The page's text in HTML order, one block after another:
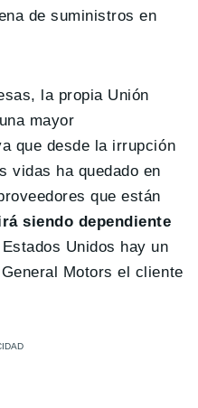
de suministros en
la propia Unión
mayor
que desde la irrupción
vidas ha quedado en
que están
siendo dependiente
Unidos hay un
Motors el cliente